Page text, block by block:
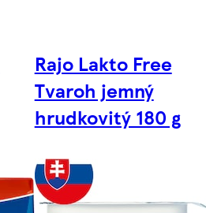
Rajo Lakto Free
Tvaroh jemný
hrudkovitý 180 g